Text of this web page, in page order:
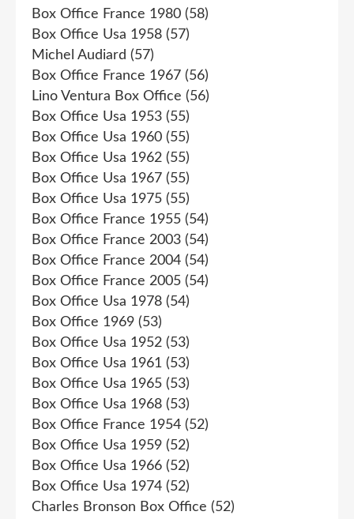
Box Office France 1980 (58)
Box Office Usa 1958 (57)
Michel Audiard (57)
Box Office France 1967 (56)
Lino Ventura Box Office (56)
Box Office Usa 1953 (55)
Box Office Usa 1960 (55)
Box Office Usa 1962 (55)
Box Office Usa 1967 (55)
Box Office Usa 1975 (55)
Box Office France 1955 (54)
Box Office France 2003 (54)
Box Office France 2004 (54)
Box Office France 2005 (54)
Box Office Usa 1978 (54)
Box Office 1969 (53)
Box Office Usa 1952 (53)
Box Office Usa 1961 (53)
Box Office Usa 1965 (53)
Box Office Usa 1968 (53)
Box Office France 1954 (52)
Box Office Usa 1959 (52)
Box Office Usa 1966 (52)
Box Office Usa 1974 (52)
Charles Bronson Box Office (52)